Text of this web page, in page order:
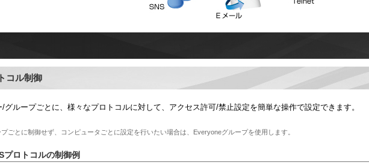
コル制御
グループごとに、様々なプロトコルに対して、アクセス許可/禁止設定を簡単な操作で設定できます。
ごとに制御せず、コンピュータごとに設定を行いたい場合は、Everyoneグループを使用します。
プロトコルの制御例